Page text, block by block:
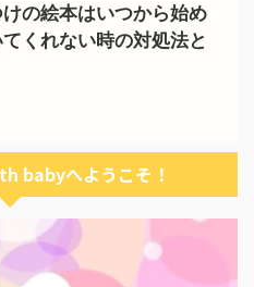
の絵本はいつから始め
くれない時の対処法と
babyへようこそ！